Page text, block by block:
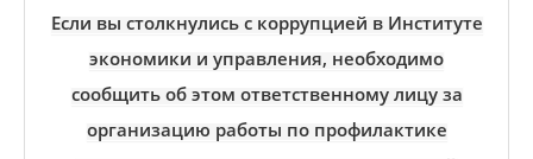
Если вы столкнулись с коррупцией в Институте
экономики и управления, необходимо
сообщить об этом ответственному лицу за
организацию работы по профилактике